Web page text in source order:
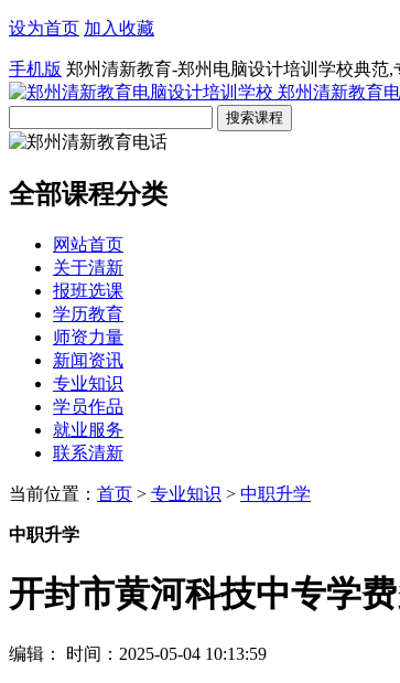
设为首页 加入收藏
手机版 郑州清新教育-郑州电脑设计培训学校典范
郑州清新教育
全部课程分类
网站首页
关于清新
报班选课
学历教育
师资力量
新闻资讯
专业知识
学员作品
就业服务
联系清新
当前位置： 首页 > 专业知识 > 中职升学
中职升学
开封市黄河科技中专学
编辑： 时间：2025-05-04 10:13:59